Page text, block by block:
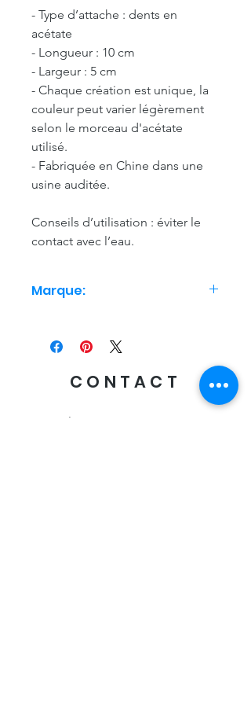
- Type d’attache : dents en
acétate
- Longueur : 10 cm
- Largeur : 5 cm
- Chaque création est unique, la
couleur peut varier légèrement
selon le morceau d'acétate
utilisé.
- Fabriquée en Chine dans une
usine auditée.
Conseils d’utilisation : éviter le
contact avec l’eau.
Marque:
CONTACT